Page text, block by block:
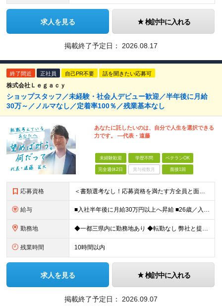
求人を見る 検討中に入れる
掲載終了予定日： 2026.08.17
終了間近 正社員 自己PR不要 話を聞きたい応募可
株式会社Ｌｅｇａｃｙ
ショップスタッフ／未経験・社会人デビュー歓迎／半年後に月給
30万～／ノルマなし／定着率100％／残業基本なし
あなたに託したいのは、自分で人生を選択できる
力です。 ―代表・遠藤
未経験歓迎 学歴不問 ベテランOK
完全週休2日 賞与複数月 面接1回
応募資格 ＜書類選考なし！応募資格を満たす方全員と面接いたします＞ ■完全未経験OK ■正社員デビューOK ■第二新卒・フリーターの方も歓迎 ■学歴不問 ━━━━━━━━━━━━ ▼こんな方をお待ちしてお
給与 ■入社半年後に月給30万円以上へ昇給 ■26歳／入社4年目で年収800万円の実績あり 月給24万円～＋各種手当＋賞与 ＜固定給UPで還元＞ 目先の報酬ではなく、継続的な成長を評価したい。 そんな想
勤務地 ◆一都三県内に勤務地あり ◆転勤なし 弊社と提携している一都三県内のauショップに配属。 配属先は希望を考慮して決定いたします。 ＜本社＞ 神奈川県横浜市神奈川区鶴屋町3-35-1 エヌケイテクノ
残業時間 10時間以内
求人を見る 検討中に入れる
掲載終了予定日： 2026.09.07